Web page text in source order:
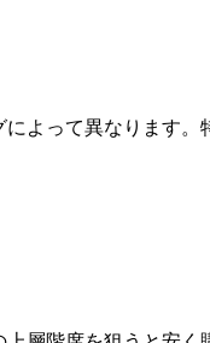
よって異なります。